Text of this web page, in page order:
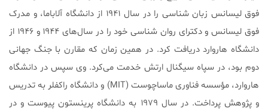
فوق لیسانس زبان شناسی را در سال ۱۹۴۱ از دانشگاه آلاباما، و مدرک
فوق لیسانس و دکترای روان شناسی خود را در سال‌های ۱۹۴۴ و ۱۹۴۶ از
دانشگاه هاروارد دریافت کرد. در همین زمان که مقارن با جنگ جهانی
دوم بود، در سپاه سیگنال ارتش خدمت می‌کرد. وی سپس در دانشگاه
هاروارد، مؤسسه فناوری ماساچوست (MIT) و دانشگاه راکفلر به تدریس
و پژوهش پرداخت. در سال ۱۹۷۹ به دانشگاه پرینستون پیوست و در